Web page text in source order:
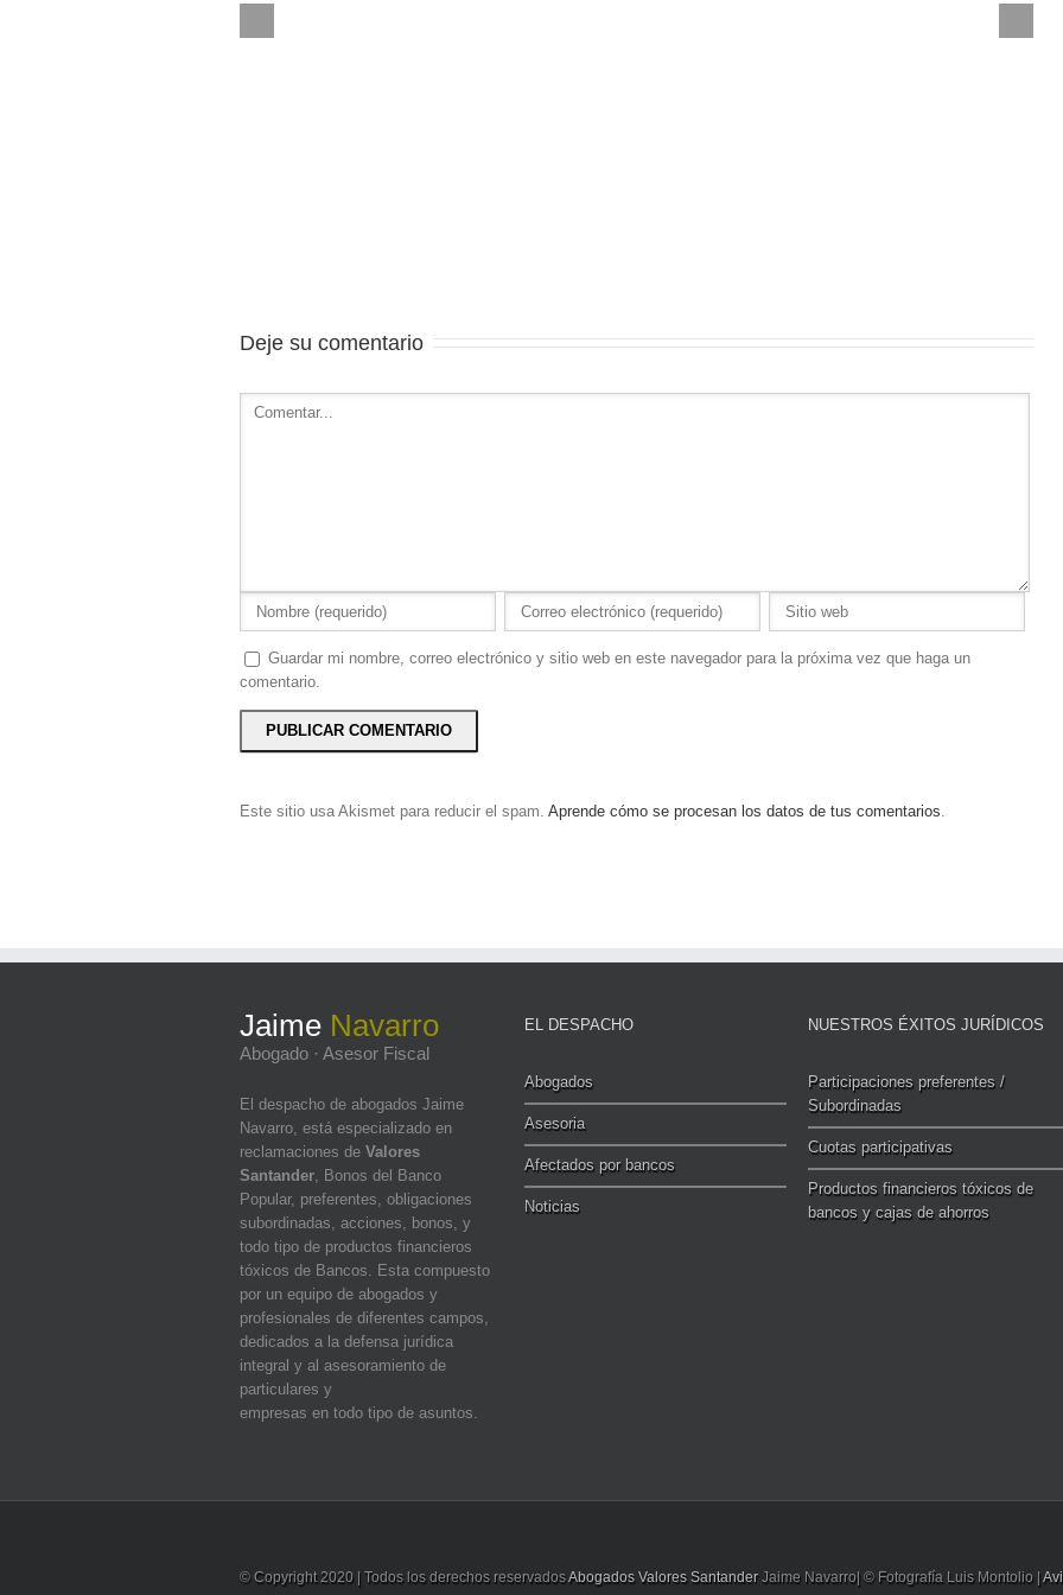
Deje su comentario
Guardar mi nombre, correo electrónico y sitio web en este navegador para la próxima vez que haga un
comentario.
Este sitio usa Akismet para reducir el spam. Aprende cómo se procesan los datos de tus comentarios.
Jaime Navarro
Abogado · Asesor Fiscal
El despacho de abogados Jaime
Navarro, está especializado en
reclamaciones de Valores
Santander, Bonos del Banco
Popular, preferentes, obligaciones
subordinadas, acciones, bonos, y
todo tipo de productos financieros
tóxicos de Bancos. Esta compuesto
por un equipo de abogados y
profesionales de diferentes campos,
dedicados a la defensa jurídica
integral y al asesoramiento de
particulares y
empresas en todo tipo de asuntos.
EL DESPACHO
Abogados
Asesoria
Afectados por bancos
Noticias
NUESTROS ÉXITOS JURÍDICOS
Participaciones preferentes /
Subordinadas
Cuotas participativas
Productos financieros tóxicos de
bancos y cajas de ahorros
© Copyright 2020 | Todos los derechos reservadosAbogados Valores SantanderJaime Navarro| © Fotografía Luis Montolio |